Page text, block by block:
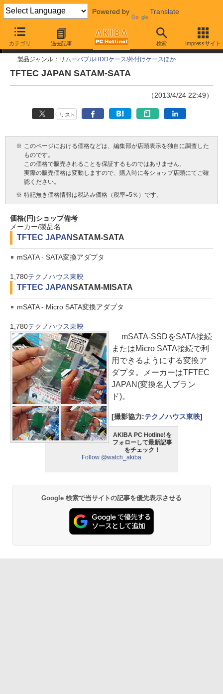
Powered by Translate
カテゴリ 過去記事 検索 Impressサイト
今週見つけた新製品
製品ジャンル： リムーバブルHDDケース/外付けケースほか
TFTEC JAPAN SATAM-SATA
（2013/4/24 22:49）
リスト
※ このページにおける価格などは、編集部が店頭表示を独自に調査した
ものです。
この価格で販売されることを保証するものではありません。
実際の販売価格は変動しますので、購入時に各ショップ店頭にてご確
認ください。
※ 特記無き価格情報は税込み価格（税率=5％）です。
価格(円)ショップ備考
メーカー/製品名
TFTEC JAPANSATAM-SATA
mSATA - SATA変換アダプタ
1,780テクノハウス東映
TFTEC JAPANSATAM-MISATA
mSATA - Micro SATA変換アダプタ
1,780テクノハウス東映
mSATA-SSDをSATA接続
またはMicro SATA接続で利
用できるようにする変換ア
ダプタ。メーカーはTFTEC
JAPAN(変換名人ブラン
ド)。
[撮影協力:テクノハウス東映]
AKIBA PC Hotline!を
フォローして最新記事
をチェック！
Follow @watch_akiba
Google 検索で当サイトの記事を優先表示させる